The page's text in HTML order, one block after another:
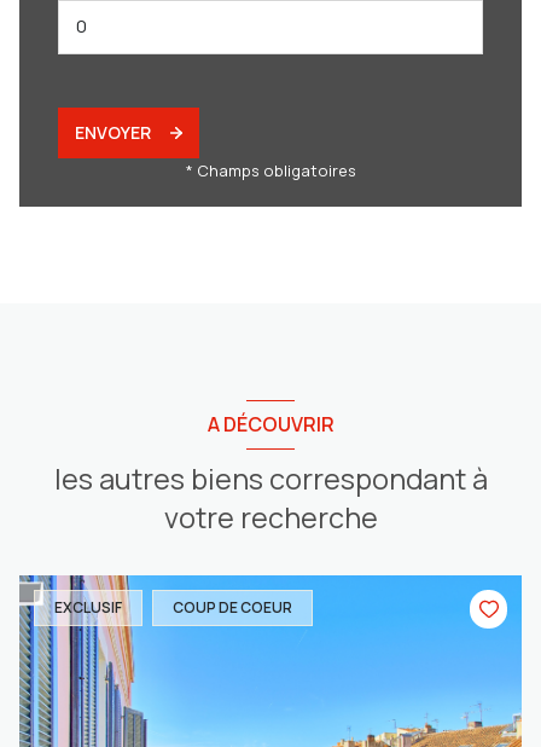
ENVOYER
* Champs obligatoires
A DÉCOUVRIR
les autres biens correspondant à
votre recherche
EXCLUSIF COUP DE COEUR